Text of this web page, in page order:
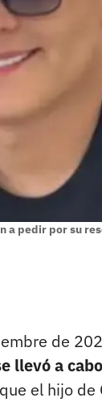
a pedir por su
de
llevó a
el hijo